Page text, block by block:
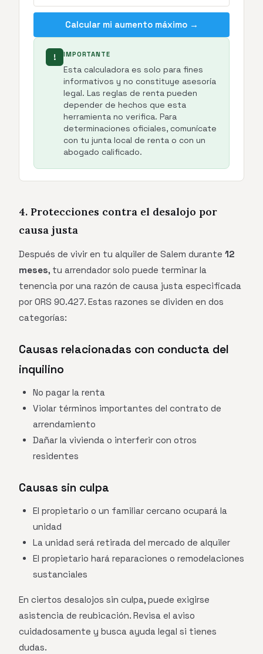
Calcular mi aumento máximo →
! IMPORTANTE
Esta calculadora es solo para fines
informativos y no constituye asesoría
legal. Las reglas de renta pueden
depender de hechos que esta
herramienta no verifica. Para
determinaciones oficiales, comunícate
con tu junta local de renta o con un
abogado calificado.
4. Protecciones contra el desalojo por
causa justa
Después de vivir en tu alquiler de Salem durante 12
meses, tu arrendador solo puede terminar la
tenencia por una razón de causa justa especificada
por ORS 90.427. Estas razones se dividen en dos
categorías:
Causas relacionadas con conducta del
inquilino
No pagar la renta
Violar términos importantes del contrato de
arrendamiento
Dañar la vivienda o interferir con otros
residentes
Causas sin culpa
El propietario o un familiar cercano ocupará la
unidad
La unidad será retirada del mercado de alquiler
El propietario hará reparaciones o remodelaciones
sustanciales
En ciertos desalojos sin culpa, puede exigirse
asistencia de reubicación. Revisa el aviso
cuidadosamente y busca ayuda legal si tienes
dudas.